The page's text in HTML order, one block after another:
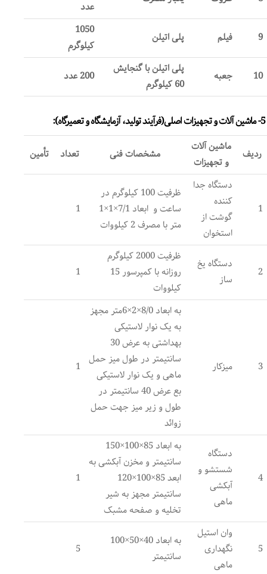
عدد
9
فیلم پلی اتیلن
1050
کیلوگرم
10
جعبه
پلی اتیلن با گنجایش
60 کیلوگرم
200 عدد
5- ماشین آلات و تجهیزات اصلی(فرآیند تولید، آزمایشگاه و تعمیرگاه):
ردیف
ماشین آلات
و تجهیزات
مشخصات فنی تعداد تأمین
1
دستگاه جدا
کننده
گوشت از
استخوان
ظرفیت 100 کیلوگرم در
ساعت و ابعاد 7/1×1×1
متر با مصرف 2 کیلووات
1
2
دستگاه یخ
ساز
ظرفیت 2000 کیلوگرم
روزانه با کمپرسور 15
کیلووات
1
3 میزکار
به ابعاد 8/0×2×6متر مجهز
به یک نوار لاستیکی
بهداشتی به عرض 30
سانتیمتر در طول میز حمل
ماهی و یک نوار لاستیکی
بع عرض 40 سانتیمتر در
طول و زیر میز جهت حمل
زوائد
1
4
دستگاه
شستشو و
آبکشی
ماهی
به ابعاد 85×100×150
سانتیمتر و مخزن آبکشی به
ابعد 85×100×120
سانتیمتر مجهز به شیر
تخلیه و صفحه مشبک
1
5
وان استیل
نگهداری
ماهی
به ابعاد 40×50×100
سانتیمتر
5